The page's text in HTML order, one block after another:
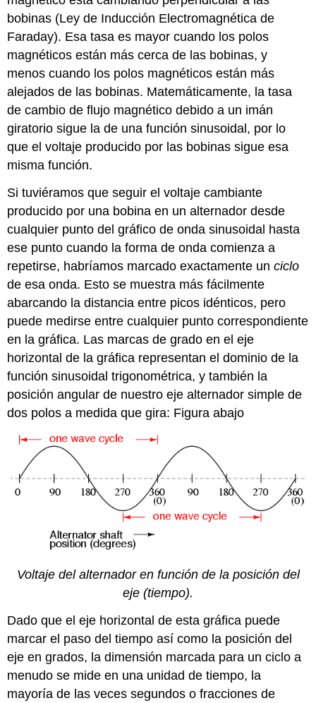
bobinas (Ley de Inducción Electromagnética de
Faraday). Esa tasa es mayor cuando los polos
magnéticos están más cerca de las bobinas, y
menos cuando los polos magnéticos están más
alejados de las bobinas. Matemáticamente, la tasa
de cambio de flujo magnético debido a un imán
giratorio sigue la de una función sinusoidal, por lo
que el voltaje producido por las bobinas sigue esa
misma función.
Si tuviéramos que seguir el voltaje cambiante
producido por una bobina en un alternador desde
cualquier punto del gráfico de onda sinusoidal hasta
ese punto cuando la forma de onda comienza a
repetirse, habríamos marcado exactamente unciclo
de esa onda. Esto se muestra más fácilmente
abarcando la distancia entre picos idénticos, pero
puede medirse entre cualquier punto correspondiente
en la gráfica. Las marcas de grado en el eje
horizontal de la gráfica representan el dominio de la
función sinusoidal trigonométrica, y también la
posición angular de nuestro eje alternador simple de
dos polos a medida que gira: Figura abajo
Voltaje del alternador en función de la posición del
eje (tiempo).
Dado que el eje horizontal de esta gráfica puede
marcar el paso del tiempo así como la posición del
eje en grados, la dimensión marcada para un ciclo a
menudo se mide en una unidad de tiempo, la
mayoría de las veces segundos o fracciones de